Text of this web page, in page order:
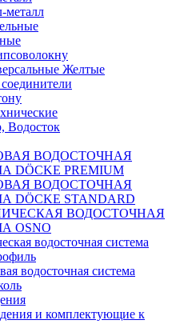
металл
Желтые
Водосток
ВОДОСТОЧНАЯ
DÖCKE PREMIUM
ВОДОСТОЧНАЯ
DÖCKE STANDARD
ВОДОСТОЧНАЯ
OSNO
водосточная система
водосточная система
и комплектующие к